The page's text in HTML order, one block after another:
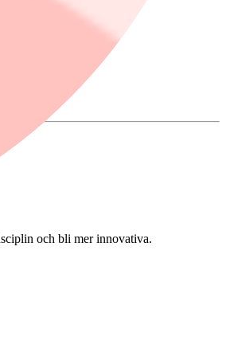
och bli mer innovativa.